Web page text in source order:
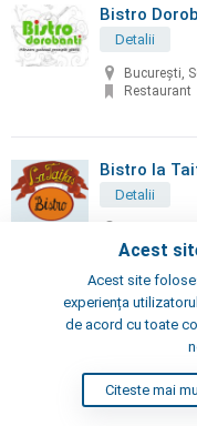
Bistro
Detalii
București,
Restaurant
Bistro la
Detalii
Restaurant
Bistro
București,
Restaurant
Acest
Acest site
experiența
de acord cu toate
Citeste mai